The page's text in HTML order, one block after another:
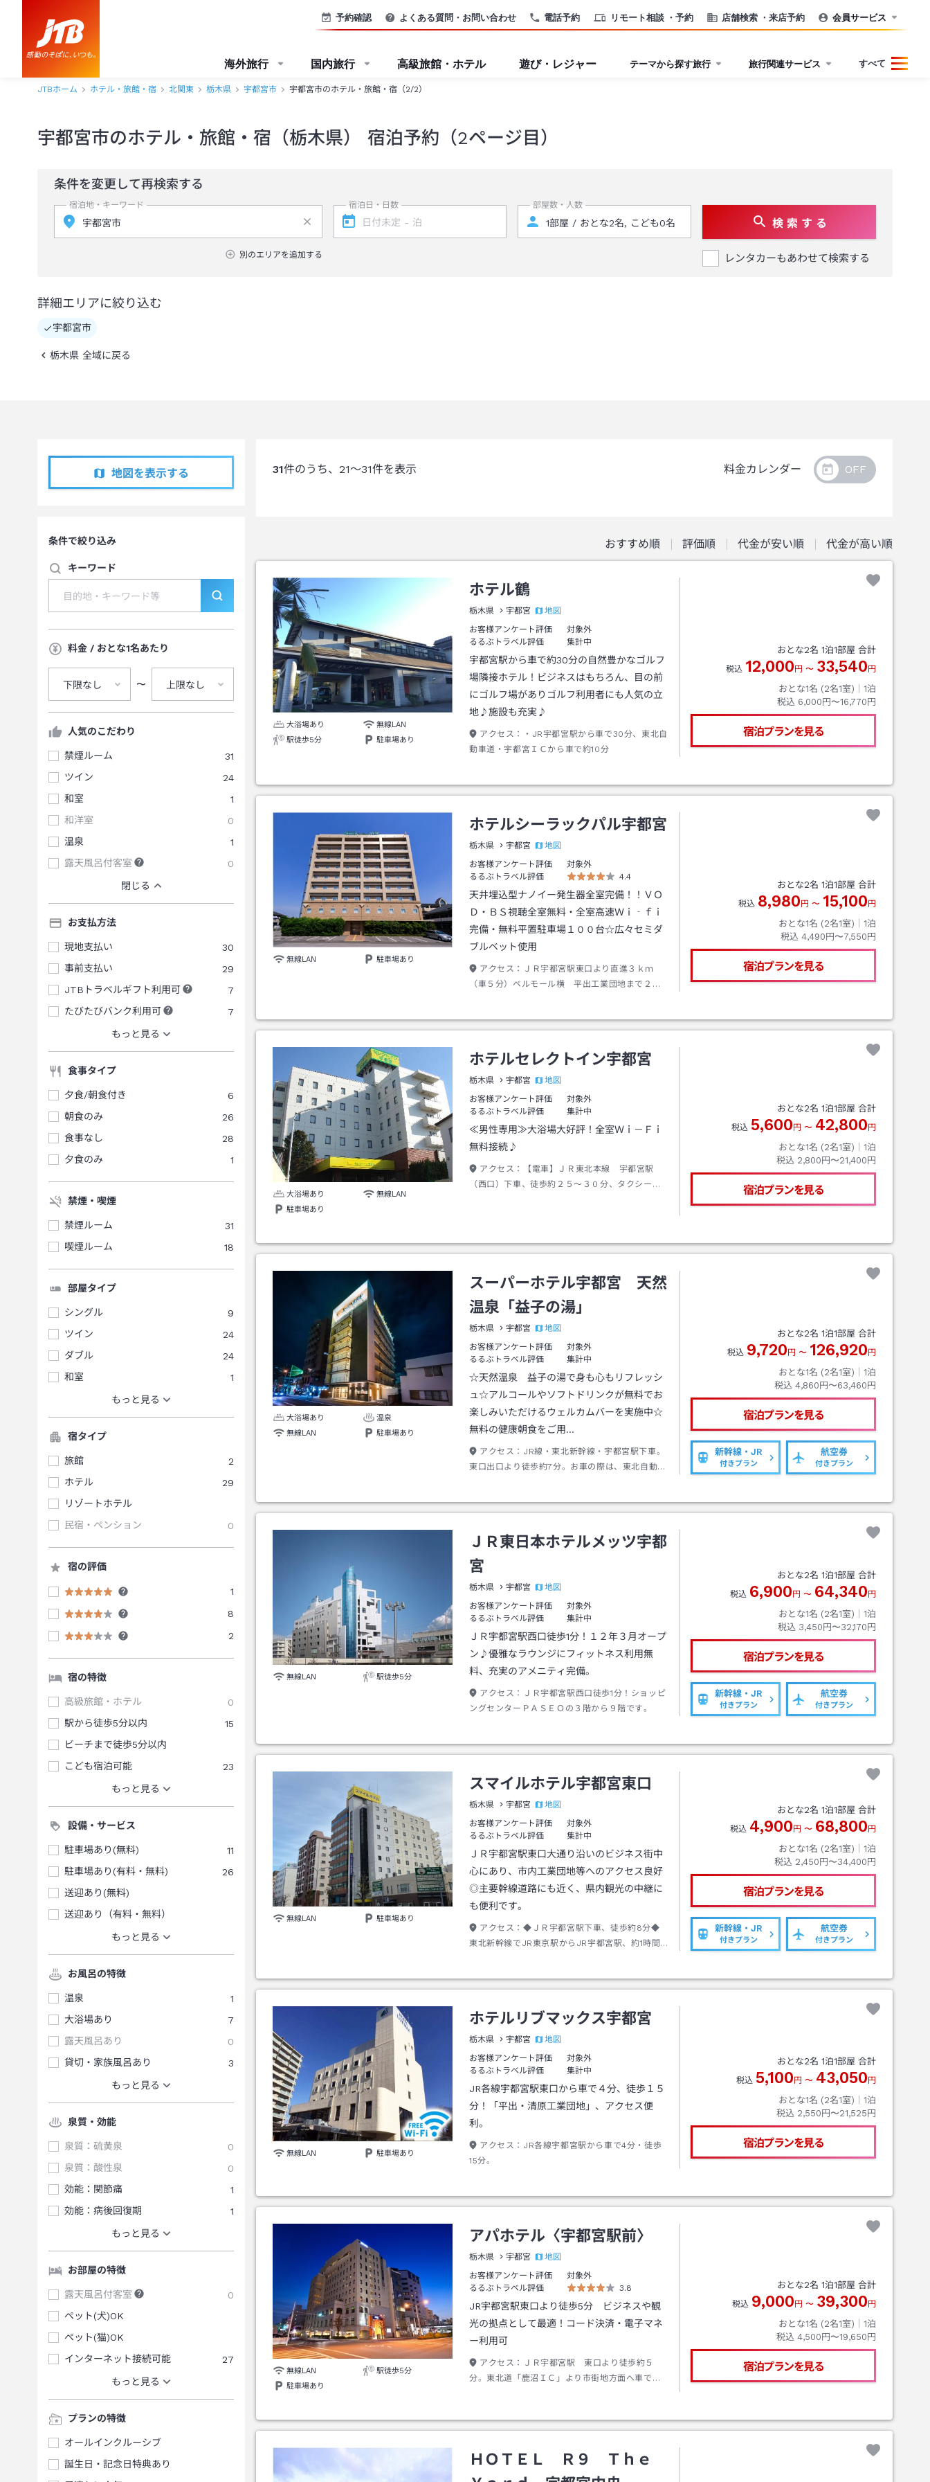
電話予約 リモート相談 ・予約 店舗検索 ・来店予約
予約確認 よくある質問・お問い合わせ 会員サービス
海外旅行 国内旅行 高級旅館・ホテル 遊び・レジャー テーマから探す旅行 旅行関連サービス すべて
JTBホーム ホテル・旅館・宿 北関東 栃木県 宇都宮市 宇都宮市のホテル・旅館・宿（2/2）
宇都宮市のホテル・旅館・宿（栃木県） 宿泊予約（2ページ目）
条件を変更して再検索する
宿泊地・キーワード
別のエリアを追加する
宿泊日・日数 部屋数・人数
検 索 す る
レンタカーもあわせて検索する
詳細エリアに絞り込む
宇都宮市
栃木県 全域に戻る
地図を表示する
条件で絞り込み
キーワード
料金 / おとな1名あたり
下限なし 〜 上限なし
人気のこだわり
禁煙ルーム
31
ツイン
24
和室
1
和洋室
0
温泉
1
露天風呂付客室
0
閉じる
お支払方法
現地支払い
30
事前支払い
29
JTBトラベルギフト利用可
7
たびたびバンク利用可
7
もっと見る
食事タイプ
夕食/朝食付き
6
朝食のみ
26
食事なし
28
夕食のみ
1
禁煙・喫煙
禁煙ルーム
31
喫煙ルーム
18
部屋タイプ
シングル
9
ツイン
24
ダブル
24
和室
1
もっと見る
宿タイプ
旅館
2
ホテル
29
リゾートホテル
民宿・ペンション
0
宿の評価
1
8
2
宿の特徴
高級旅館・ホテル
0
駅から徒歩5分以内
15
ビーチまで徒歩5分以内
こども宿泊可能
23
もっと見る
設備・サービス
駐車場あり(無料)
11
駐車場あり(有料・無料)
26
送迎あり(無料)
送迎あり（有料・無料）
もっと見る
お風呂の特徴
温泉
1
大浴場あり
7
露天風呂あり
0
貸切・家族風呂あり
3
もっと見る
泉質・効能
泉質：硫黄泉
0
泉質：酸性泉
0
効能：関節痛
1
効能：病後回復期
1
もっと見る
お部屋の特徴
露天風呂付客室
0
ペット(犬)OK
ペット(猫)OK
インターネット接続可能
27
もっと見る
プランの特徴
オールインクルーシブ
誕生日・記念日特典あり
31件のうち、 21～31件を表示 料金カレンダー
おすすめ順 評価順 代金が安い順 代金が高い順
大浴場あり
無線LAN
駅徒歩5分
駐車場あり
ホテル鶴
栃木県 宇都宮
地図
お客様アンケート評価
対象外
るるぶトラベル評価
集計中
宇都宮駅から車で約30分の自然豊かなゴルフ
場隣接ホテル！ビジネスはもちろん、目の前
にゴルフ場がありゴルフ利用者にも人気の立
地♪施設も充実♪
アクセス：
・JR宇都宮駅から車で30分、東北自
動車道・宇都宮ＩＣから車で約10分
おとな2名 1泊1部屋 合計
税込 12,000 円 〜 33,540 円
おとな1名 (2名1室)｜ 1泊
税込 6,000円〜16,770円
宿泊プランを見る
無線LAN 駐車場あり
ホテルシーラックパル宇都宮
栃木県 宇都宮
地図
お客様アンケート評価
対象外
るるぶトラベル評価
4.4
天井埋込型ナノイー発生器全室完備！！ＶＯ
Ｄ・ＢＳ視聴全室無料・全室高速Ｗｉ‐ｆｉ
完備・無料平置駐車場１００台☆広々セミダ
ブルベット使用
アクセス：
ＪＲ宇都宮駅東口より直進３ｋｍ
（車５分）ベルモール横 平出工業団地まで２０
おとな2名 1泊1部屋 合計
税込 8,980 円 〜 15,100 円
おとな1名 (2名1室)｜ 1泊
税込 4,490円〜7,550円
宿泊プランを見る
大浴場あり
無線LAN
駐車場あり
ホテルセレクトイン宇都宮
栃木県 宇都宮
地図
お客様アンケート評価
対象外
るるぶトラベル評価
集計中
≪男性専用≫大浴場大好評！全室Ｗｉ－Ｆｉ
無料接続♪
アクセス：
【電車】ＪＲ東北本線 宇都宮駅
（西口）下車、徒歩約２５～３０分、タクシーに
おとな2名 1泊1部屋 合計
税込 5,600 円 〜 42,800 円
おとな1名 (2名1室)｜ 1泊
税込 2,800円〜21,400円
宿泊プランを見る
大浴場あり
温泉
無線LAN
駐車場あり
スーパーホテル宇都宮 天然
温泉「益子の湯」
栃木県 宇都宮
地図
お客様アンケート評価
対象外
るるぶトラベル評価
集計中
☆天然温泉 益子の湯で身も心もリフレッシ
ュ☆アルコールやソフトドリンクが無料でお
楽しみいただけるウェルカムバーを実施中☆
無料の健康朝食をご用…
アクセス： JR線・東北新幹線・宇都宮駅下車。
東口出口より徒歩約7分。お車の際は、東北自動車
おとな2名 1泊1部屋 合計
税込 9,720 円 〜 126,920 円
おとな1名 (2名1室)｜ 1泊
税込 4,860円〜63,460円
宿泊プランを見る
新幹線・JR
付きプラン
航空券
付きプラン
無線LAN 駅徒歩5分
ＪＲ東日本ホテルメッツ宇都
宮
栃木県 宇都宮
地図
お客様アンケート評価
対象外
るるぶトラベル評価
集計中
ＪＲ宇都宮駅西口徒歩1分！１２年３月オープ
ン♪優雅なラウンジにフィットネス利用無
料、充実のアメニティ完備。
アクセス：
ＪＲ宇都宮駅西口徒歩1分！ショッピ
ングセンターＰＡＳＥＯの３階から９階です。
おとな2名 1泊1部屋 合計
税込 6,900 円 〜 64,340 円
おとな1名 (2名1室)｜ 1泊
税込 3,450円〜32,170円
宿泊プランを見る
新幹線・JR
付きプラン
航空券
付きプラン
無線LAN 駐車場あり
スマイルホテル宇都宮東口
栃木県 宇都宮
地図
お客様アンケート評価
対象外
るるぶトラベル評価
集計中
ＪＲ宇都宮駅東口大通り沿いのビジネス街中
心にあり、市内工業団地等へのアクセス良好
◎主要幹線道路にも近く、県内観光の中継に
も便利です。
アクセス： ◆ＪＲ宇都宮駅下車、徒歩約8分◆
東北新幹線でJR東京駅からJR宇都宮駅、約1時間
おとな2名 1泊1部屋 合計
税込 4,900 円 〜 68,800 円
おとな1名 (2名1室)｜ 1泊
税込 2,450円〜34,400円
宿泊プランを見る
新幹線・JR
付きプラン
航空券
付きプラン
無線LAN 駐車場あり
ホテルリブマックス宇都宮
栃木県 宇都宮
地図
お客様アンケート評価
対象外
るるぶトラベル評価
集計中
JR各線宇都宮駅東口から車で４分、徒歩１５
分！「平出・清原工業団地」、アクセス便
利。
アクセス： JR各線宇都宮駅から車で4分・徒歩
15分。
おとな2名 1泊1部屋 合計
税込 5,100 円 〜 43,050 円
おとな1名 (2名1室)｜ 1泊
税込 2,550円〜21,525円
宿泊プランを見る
無線LAN
駅徒歩5分
駐車場あり
アパホテル〈宇都宮駅前〉
栃木県 宇都宮
地図
お客様アンケート評価
対象外
るるぶトラベル評価
3.8
JR宇都宮駅東口より徒歩5分 ビジネスや観
光の拠点として最適！コード決済・電子マネ
ー利用可
アクセス：
ＪＲ宇都宮駅 東口より徒歩約５
分。東北道「鹿沼ＩＣ」より市街地方面へ車で約
おとな2名 1泊1部屋 合計
税込 9,000 円 〜 39,300 円
おとな1名 (2名1室)｜ 1泊
税込 4,500円〜19,650円
宿泊プランを見る
ＨＯＴＥＬ Ｒ９ Ｔｈｅ